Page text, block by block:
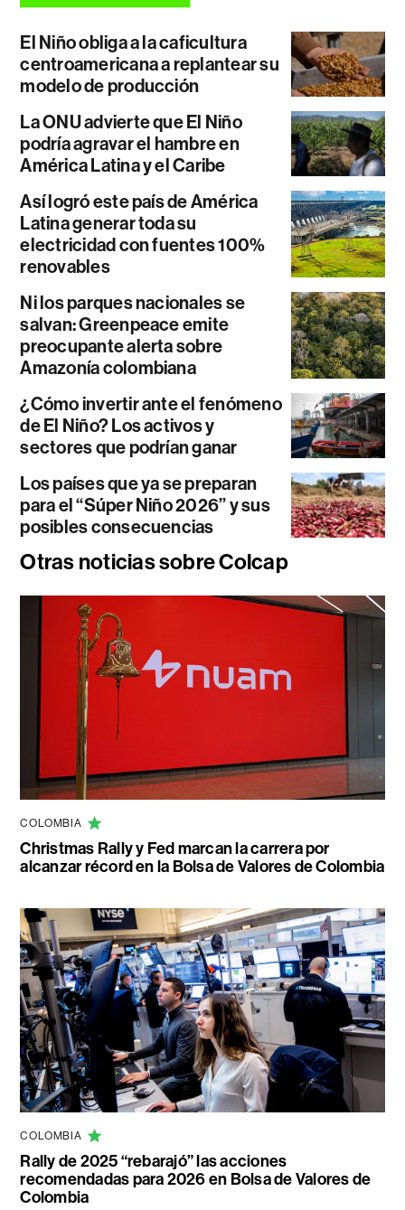
El Niño obliga a la caficultura
centroamericana a replantear su
modelo de producción
La ONU advierte que El Niño
podría agravar el hambre en
América Latina y el Caribe
Así logró este país de América
Latina generar toda su
electricidad con fuentes 100%
renovables
Ni los parques nacionales se
salvan: Greenpeace emite
preocupante alerta sobre
Amazonía colombiana
¿Cómo invertir ante el fenómeno
de El Niño? Los activos y
sectores que podrían ganar
Los países que ya se preparan
para el “Súper Niño 2026” y sus
posibles consecuencias
Otras noticias sobre Colcap
COLOMBIA
Christmas Rally y Fed marcan la carrera por
alcanzar récord en la Bolsa de Valores de Colombia
COLOMBIA
Rally de 2025 “rebarajó” las acciones
recomendadas para 2026 en Bolsa de Valores de
Colombia